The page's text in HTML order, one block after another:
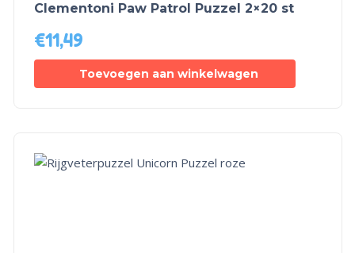
Clementoni Paw Patrol Puzzel 2×20 st
€11,49
Toevoegen aan winkelwagen